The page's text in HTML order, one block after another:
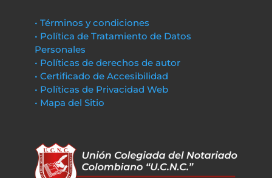
• Términos y condiciones
• Política de Tratamiento de Datos
Personales
• Políticas de derechos de autor
• Certificado de Accesibilidad
• Políticas de Privacidad Web
• Mapa del Sitio